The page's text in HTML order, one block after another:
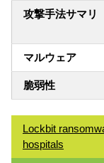
攻撃手法サマリ
マルウェア
脆弱性
Lockbit
hospitals